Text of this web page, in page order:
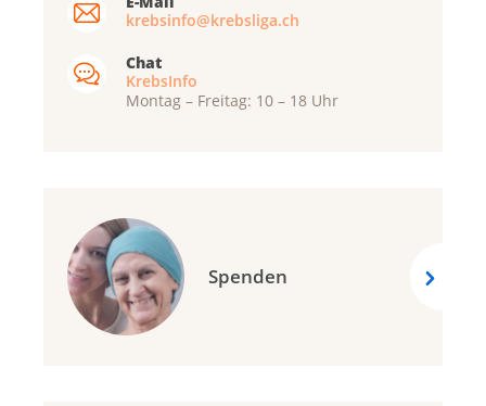
krebsinfo@krebsliga.ch
Chat
KrebsInfo
Montag – Freitag: 10 – 18 Uhr
Spenden